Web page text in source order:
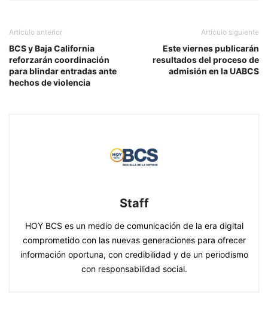
Artículo anterior
BCS y Baja California
reforzarán coordinación
para blindar entradas ante
hechos de violencia
Artículo siguiente
Este viernes publicarán
resultados del proceso de
admisión en la UABCS
Staff
HOY BCS es un medio de comunicación de la era digital
comprometido con las nuevas generaciones para ofrecer
información oportuna, con credibilidad y de un periodismo
con responsabilidad social.